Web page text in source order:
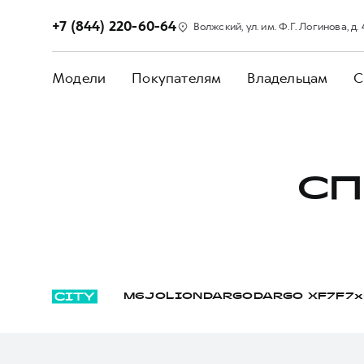
+7 (844) 220-60-64 Волжский, ул. им. Ф.Г. Логинова, д.
Модели Покупателям Владельцам
M6JOLION DARGO DARGO Х F7 F7x